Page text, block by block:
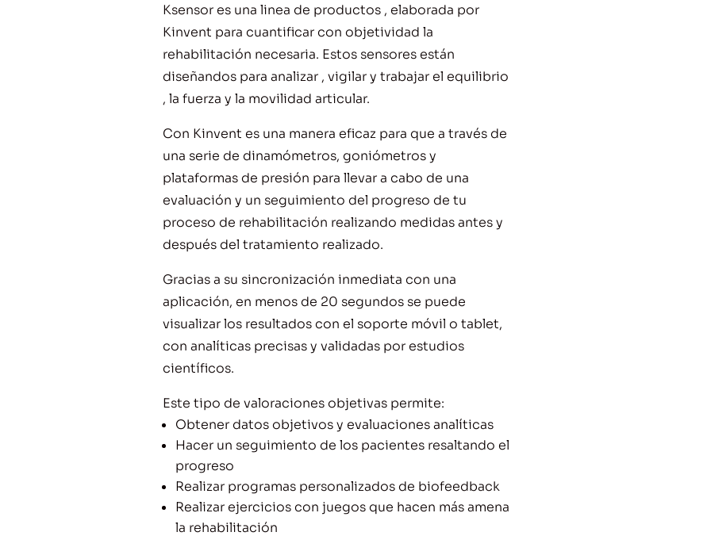
Ksensor es una linea de productos , elaborada por
Kinvent para cuantificar con objetividad la
rehabilitación necesaria. Estos sensores están
diseñandos para analizar , vigilar y trabajar el equilibrio
, la fuerza y la movilidad articular.
Con Kinvent es una manera eficaz para que a través de
una serie de dinamómetros, goniómetros y
plataformas de presión para llevar a cabo de una
evaluación y un seguimiento del progreso de tu
proceso de rehabilitación realizando medidas antes y
después del tratamiento realizado.
Gracias a su sincronización inmediata con una
aplicación, en menos de 20 segundos se puede
visualizar los resultados con el soporte móvil o tablet,
con analíticas precisas y validadas por estudios
científicos.
Este tipo de valoraciones objetivas permite:
Obtener datos objetivos y evaluaciones analíticas
Hacer un seguimiento de los pacientes resaltando el
progreso
Realizar programas personalizados de biofeedback
Realizar ejercicios con juegos que hacen más amena
la rehabilitación